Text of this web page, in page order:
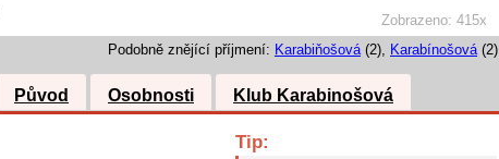
Zobrazeno:415x
Podobně znějící příjmení: Karabiňošová(2), Karabínošová(2)
Původ Osobnosti Klub Karabinošová
Tip: